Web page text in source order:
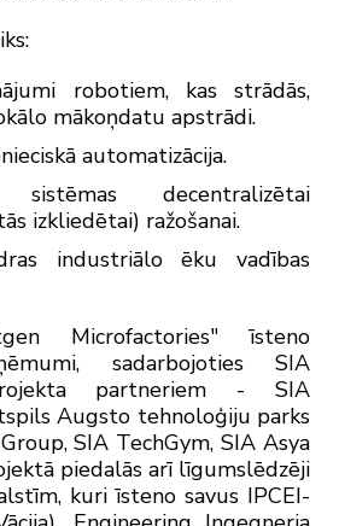
robotiem, kas strādās,
mākoņdatu apstrādi.
automatizācija.
sistēmas decentralizētai
izkliedētai) ražošanai.
industriālo ēku vadības
Microfactories" īsteno
sadarbojoties SIA
partneriem - SIA
Augsto tehnoloģiju parks
SIA TechGym, SIA Asya
piedalās arī līgumslēdzēji
kuri īsteno savus IPCEI-